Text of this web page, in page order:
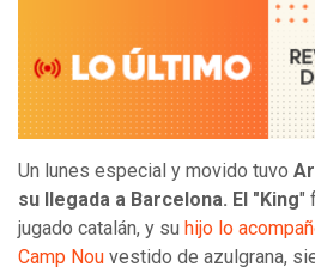
Un lunes especial y movido tuvo
su llegada a Barcelona. El "King"
jugado catalán, y su hijo lo
Camp Nou vestido de azulgrana,